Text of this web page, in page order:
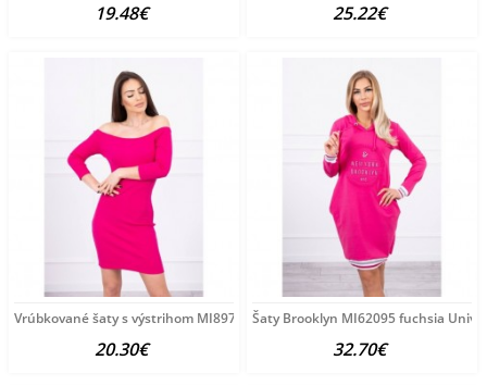
19.48€ 25.22€
Vrúbkované šaty s výstrihom MI8974 fuchsia Univerzálna
20.30€
Šaty Brooklyn MI62095 fuchsia
32.70€